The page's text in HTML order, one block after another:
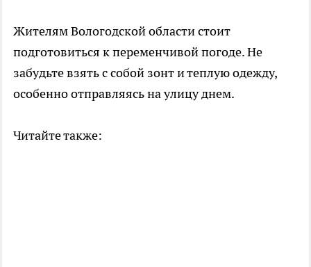
Жителям Вологодской области стоит
подготовиться к переменчивой погоде. Не
забудьте взять с собой зонт и теплую одежду,
особенно отправляясь на улицу днем.
Читайте также: